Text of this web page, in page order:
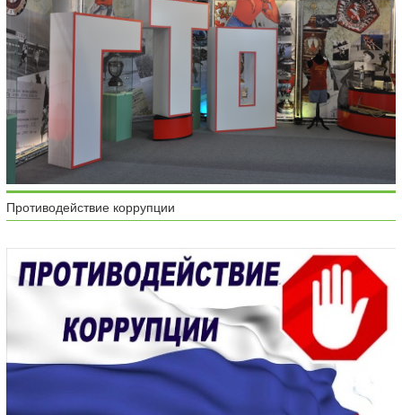
Противодействие коррупции